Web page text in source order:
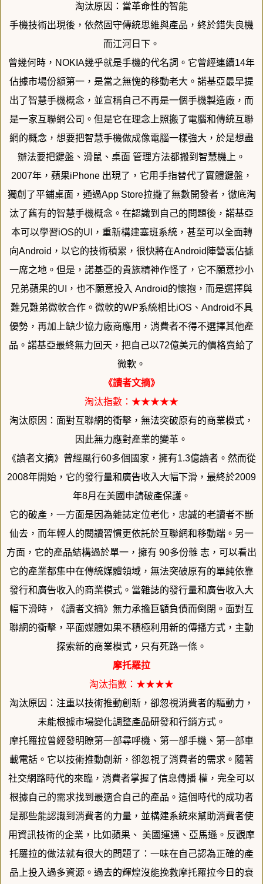
淘汰原因：當革命性的智能
手機技術出現後，依然固守傳統思維與產品， 終於錯失良機
而江河日下。
曾幾何時，NOKIA幾乎就是手機的代名詞。它曾經連續14年
佔據市場份額第一，是當之無愧的移動老大。 諾基亞最早提
出了智慧手機概念， 並宣稱自己不再是一個手機製造廠，而
是一家互聯網公司。 但是它在理念上照搬了電腦和傳統互聯
網的概念， 想要把智慧手機做成像電腦一樣強大，於是想盡
辦法要把鍵盤、 滑鼠、桌面 管理方法都搬到智慧機上。
2007年，蘋果iPhone 出現了， 它用手指替代了實體鍵盤，
獨創了平鋪桌面，通過App Store拉攏了無數開發者，徹底淘
汰了舊有的智慧手機概念。 在認識到自己的問題後，諾基亞
本可以學習iOS的UI， 重新構建塞班系統，甚至可以全面轉
向Android， 以它的技術積累，很快將在Android陣營裏佔據
一席之地。 但是，諾基亞的貴族精神作怪了，它不願意抄小
兄弟蘋果的UI， 也不願意投入 Android的懷抱， 而是選擇與
難兄難弟微軟合作。微軟的WP系統相比iOS、Android不具
優勢，再加上缺少協力廠商應用， 消費者不得不選擇其他產
品。諾基亞最終無力回天，把自己以72億美元的價格賣給了
微軟。
《讀者文摘》
淘汰指數：★★★★★
淘汰原因：面對互聯網的衝擊，無法突破原有的商業模式，
因此無力應對產業的變革。
《讀者文摘》曾經風行60多個國家，擁有1.3億讀者。然而從
2008年開始，它的發行量和廣告收入大幅下滑，最終於2009
年8月在美國申請破產保護。
它的破產，一方面是因為雜誌定位老化，忠誠的老讀者不斷
仙去， 而年輕人的閱讀習慣更依託於互聯網和移動端。另一
方面， 它的產品結構過於單一，擁有 90多份雜 志，可以看出
它的產業都集中在傳統媒體領域， 無法突破原有的單純依靠
發行和廣告收入的商業模式。 當雜誌的發行量和廣告收入大
幅下滑時，《讀者文摘》 無力承擔巨額負債而倒閉。面對互
聯網的衝擊， 平面媒體如果不積極利用新的傳播方式，主動
探索新的商業模式， 只有死路一條。
摩托羅拉
淘汰指數：★★★★
淘汰原因：注重以技術推動創新，卻忽視消費者的驅動力，
未能根據市場變化調整產品研發和行銷方式。
摩托羅拉曾經發明瞭第一部尋呼機、第一部手機、第一部車
載電話。 它以技術推動創新，卻忽視了消費者的需求。 隨著
社交網路時代的來臨，消費者掌握了信息傳播 權，完全可以
根據自己的需求找到最適合自己的產品。 這個時代的成功者
是那些能認識到消費者的力量， 並構建系統來幫助消費者使
用資訊技術的企業，比如蘋果、 美國運通、亞馬遜。反觀摩
托羅拉的做法就有很大的問題了： 一味在自己認為正確的產
品上投入過多資源。 過去的輝煌沒能挽救摩托羅拉今日的衰